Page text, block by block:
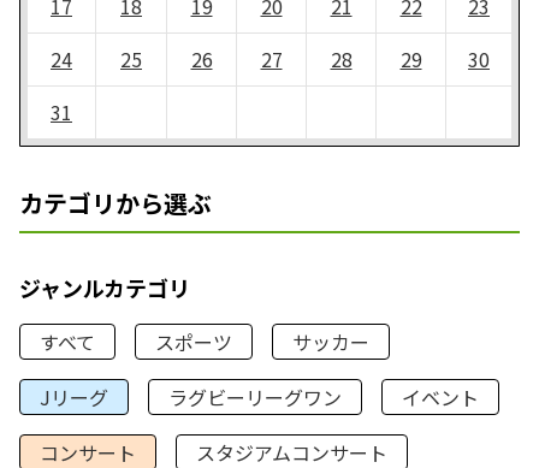
24
25 26 27 28 29
30
31
カテゴリから選ぶ
ジャンルカテゴリ
すべて スポーツ
サッカー
Jリーグ
ラグビーリーグワン
イベント
コンサート
スタジアムコンサート